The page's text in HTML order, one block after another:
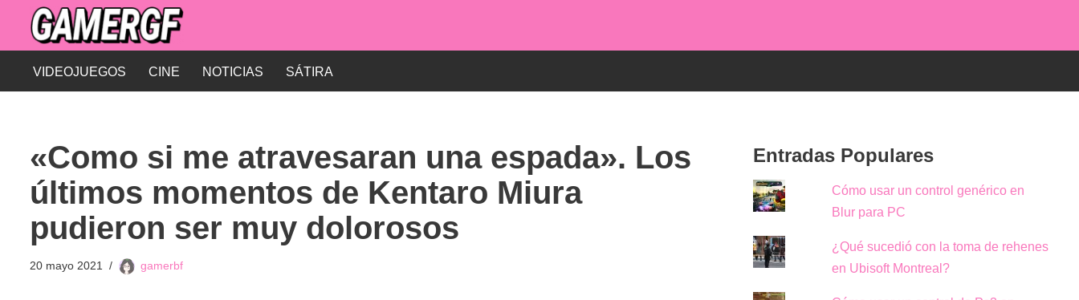
Saltar
VIDEOJUEGOS CINE NOTICIAS SÁTIRA
«Como si me atravesaran una espada». Los
últimos momentos de Kentaro Miura
pudieron ser muy dolorosos
20 mayo 2021 gamerbf
Entradas Populares
Cómo usar un control genérico en
Blur para PC
¿Qué sucedió con la toma de rehenes
en Ubisoft Montreal?